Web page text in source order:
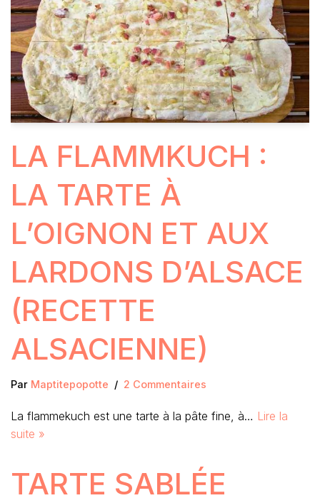
LA FLAMMKUCH :
LA TARTE À
L’OIGNON ET AUX
LARDONS D’ALSACE
(RECETTE
ALSACIENNE)
Par Maptitepopotte 2 Commentaires
La flammekuch est une tarte à la pâte fine, à… Lire la
suite »
TARTE SABLÉE